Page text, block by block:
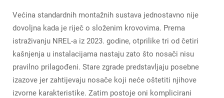
Većina standardnih montažnih sustava jednostavno nije
dovoljna kada je riječ o složenim krovovima. Prema
istraživanju NREL-a iz 2023. godine, otprilike tri od četiri
kašnjenja u instalacijama nastaju zato što nosači nisu
pravilno prilagođeni. Stare zgrade predstavljaju posebne
izazove jer zahtijevaju nosače koji neće oštetiti njihove
izvorne karakteristike. Zatim postoje oni komplicirani